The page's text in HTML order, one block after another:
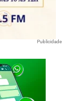
Publicidade